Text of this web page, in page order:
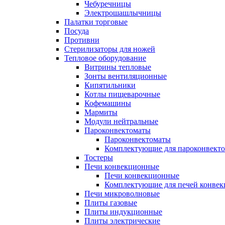
Чебуречницы
Электрошашлычницы
Палатки торговые
Посуда
Противни
Стерилизаторы для ножей
Тепловое оборудование
Витрины тепловые
Зонты вентиляционные
Кипятильники
Котлы пищеварочные
Кофемашины
Мармиты
Модули нейтральные
Пароконвектоматы
Пароконвектоматы
Комплектующие для
Тостеры
Печи конвекционные
Печи конвекционные
Комплектующие для печей
Печи микроволновые
Плиты газовые
Плиты индукционные
Плиты электрические